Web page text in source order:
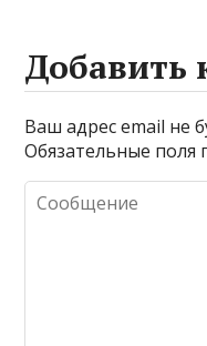
Добавить
Ваш адрес email не
Обязательные